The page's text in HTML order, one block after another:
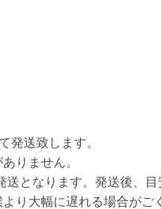
発送致します。
りません。
となります。発送後、
り大幅に遅れる場合がご